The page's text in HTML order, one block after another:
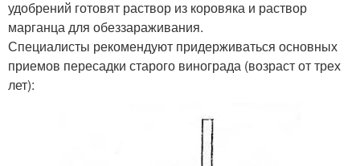
удобрений готовят раствор из коровяка и раствор
марганца для обеззараживания.
Специалисты рекомендуют придерживаться основных
приемов пересадки старого винограда (возраст от трех
лет):